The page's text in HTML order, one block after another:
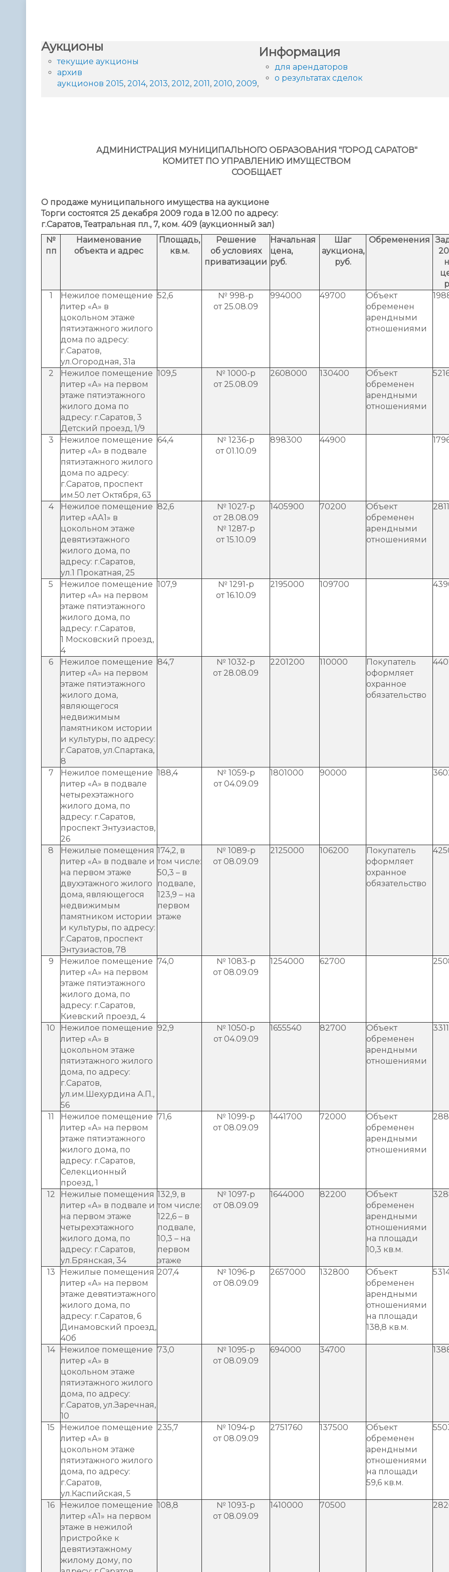
Аукционы
текущие аукционы
архив
аукционов 2015, 2014, 2013, 2012, 2011, 2010, 2009,
Информация
для арендаторов
о результатах сделок
АДМИНИСТРАЦИЯ МУНИЦИПАЛЬНОГО ОБРАЗОВАНИЯ "ГОРОД САРАТОВ"
КОМИТЕТ ПО УПРАВЛЕНИЮ ИМУЩЕСТВОМ
СООБЩАЕТ
О продаже муниципального имущества на аукционе
Торги состоятся 25 декабря 2009 года в 12.00 по адресу:
г.Саратов, Театральная пл., 7, ком. 409 (аукционный зал)
№
пп
Наименование
объекта и адрес
Площадь,
кв.м.
Решение
об условиях
приватизации
Начальная
цена,
руб.
Шаг
аукциона,
руб.
Обременения
1
Нежилое помещение
литер «А» в
цокольном этаже
пятиэтажного жилого
дома по адресу:
г.Саратов,
ул.Огородная, 31а
52,6
№ 998-р
от 25.08.09
994000 49700
Объект
обременен
арендными
отношениями
2
Нежилое помещение
литер «А» на первом
этаже пятиэтажного
жилого дома по
адресу: г.Саратов, 3
Детский проезд, 1/9
109,5
№ 1000-р
от 25.08.09
2608000 130400
Объект
обременен
арендными
отношениями
3
Нежилое помещение
литер «А» в подвале
пятиэтажного жилого
дома по адресу:
г.Саратов, проспект
им.50 лет Октября, 63
64,4
№ 1236-р
от 01.10.09
898300 44900
4
Нежилое помещение
литер «АА1» в
цокольном этаже
девятиэтажного
жилого дома, по
адресу: г.Саратов,
ул.1 Прокатная, 25
82,6
№ 1027-р
от 28.08.09
№ 1287-р
от 15.10.09
1405900 70200
Объект
обременен
арендными
отношениями
5
Нежилое помещение
литер «А» на первом
этаже пятиэтажного
жилого дома, по
адресу: г.Саратов,
1 Московский проезд,
4
107,9
№ 1291-р
от 16.10.09
2195000 109700
6
Нежилое помещение
литер «А» на первом
этаже пятиэтажного
жилого дома,
являющегося
недвижимым
памятником истории
и культуры, по адресу:
г.Саратов, ул.Спартака,
8
84,7
№ 1032-р
от 28.08.09
2201200 110000
Покупатель
оформляет
охранное
обязательство
7
Нежилое помещение
литер «А» в подвале
четырехэтажного
жилого дома, по
адресу: г.Саратов,
проспект Энтузиастов,
26
188,4
№ 1059-р
от 04.09.09
1801000 90000
8
Нежилые помещения
литер «А» в подвале и
на первом этаже
двухэтажного жилого
дома, являющегося
недвижимым
памятником истории
и культуры, по адресу:
г.Саратов, проспект
Энтузиастов, 78
174,2, в
том числе:
50,3 – в
подвале,
123,9 – на
первом
этаже
№ 1089-р
от 08.09.09
2125000 106200
Покупатель
оформляет
охранное
обязательство
9
Нежилое помещение
литер «А» на первом
этаже пятиэтажного
жилого дома, по
адресу: г.Саратов,
Киевский проезд, 4
74,0
№ 1083-р
от 08.09.09
1254000 62700
10
Нежилое помещение
литер «А» в
цокольном этаже
пятиэтажного жилого
дома, по адресу:
г.Саратов,
ул.им.Шехурдина А.П.,
56
92,9
№ 1050-р
от 04.09.09
1655540 82700
Объект
обременен
арендными
отношениями
11
Нежилое помещение
литер «А» на первом
этаже пятиэтажного
жилого дома, по
адресу: г.Саратов,
Селекционный
проезд, 1
71,6
№ 1099-р
от 08.09.09
1441700 72000
Объект
обременен
арендными
отношениями
12
Нежилые помещения
литер «А» в подвале и
на первом этаже
четырехэтажного
жилого дома, по
адресу: г.Саратов,
ул.Брянская, 34
132,9, в
том числе:
122,6 – в
подвале,
10,3 – на
первом
этаже
№ 1097-р
от 08.09.09
1644000 82200
Объект
обременен
арендными
отношениями
на площади
10,3 кв.м.
13
Нежилые помещения
литер «А» на первом
этаже девятиэтажного
жилого дома, по
адресу: г.Саратов, 6
Динамовский проезд,
40б
207,4
№ 1096-р
от 08.09.09
2657000 132800
Объект
обременен
арендными
отношениями
на площади
138,8 кв.м.
14
Нежилое помещение
литер «А» в
цокольном этаже
пятиэтажного жилого
дома, по адресу:
г.Саратов, ул.Заречная,
10
73,0
№ 1095-р
от 08.09.09
694000 34700
15
Нежилое помещение
литер «А» в
цокольном этаже
пятиэтажного жилого
дома, по адресу:
г.Саратов,
ул.Каспийская, 5
235,7
№ 1094-р
от 08.09.09
2751760 137500
Объект
обременен
арендными
отношениями
на площади
59,6 кв.м.
16
Нежилое помещение
литер «А1» на первом
этаже в нежилой
пристройке к
девятиэтажному
жилому дому, по
108,8
№ 1093-р
от 08.09.09
1410000 70500